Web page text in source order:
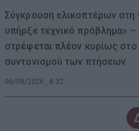
Σύγκρουση ελικοπτέρων
υπήρξε τεχνικό πρόβλημα» –
στρέφεται πλέον κυρίως στο
συντονισμού των πτήσεων
06/08/2026 , 8:32